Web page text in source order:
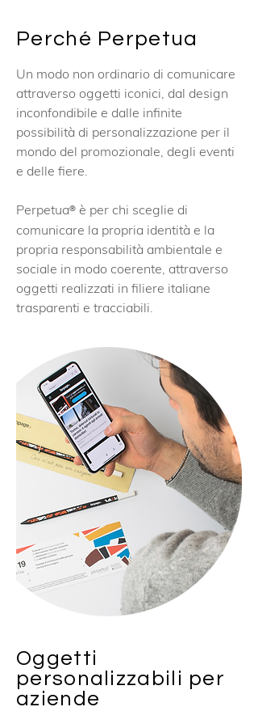
Perché Perpetua
Un modo non ordinario di comunicare
attraverso oggetti iconici, dal design
inconfondibile e dalle infinite
possibilità di personalizzazione per il
mondo del promozionale, degli eventi
e delle fiere.
Perpetua® è per chi sceglie di
comunicare la propria identità e la
propria responsabilità ambientale e
sociale in modo coerente, attraverso
oggetti realizzati in filiere italiane
trasparenti e tracciabili.
Oggetti
personalizzabili per
aziende